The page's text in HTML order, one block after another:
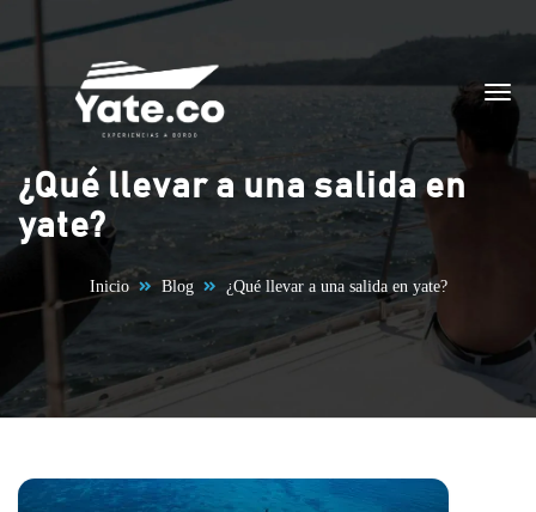
Saltar al contenido
¿Qué llevar a una salida en
yate?
Inicio Blog ¿Qué llevar a una salida en yate?